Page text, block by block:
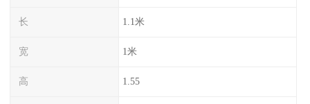
长 1.1米
宽 1米
高 1.55